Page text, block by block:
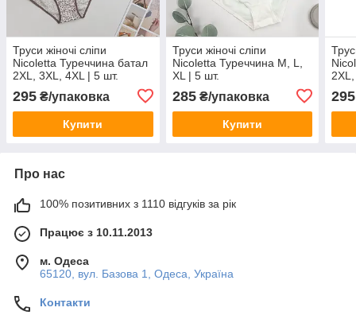
Труси жіночі сліпи
Nicoletta Туреччина батал
2XL, 3XL, 4XL | 5 шт.
295 ₴/упаковка
Купити
Труси жіночі сліпи
Nicoletta Туреччина M, L,
XL | 5 шт.
285₴/упаковка
Купити
295
Про нас
100% позитивних з 1110 відгуків за рік
Працює з 10.11.2013
м. Одеса
65120, вул. Базова 1, Одеса, Україна
Контакти